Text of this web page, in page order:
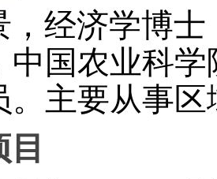
，经济学博
中国农业科
。主要从事